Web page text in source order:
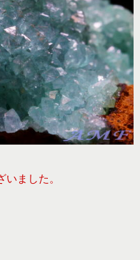
いました。